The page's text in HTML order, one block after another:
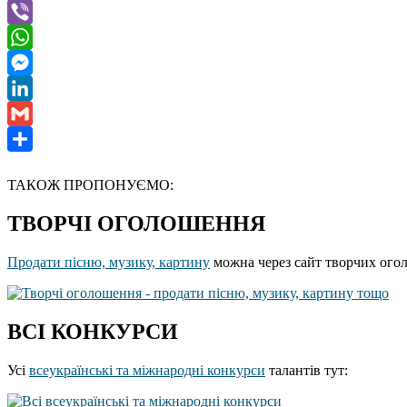
Telegram
Viber
WhatsApp
Messenger
LinkedIn
Gmail
ТАКОЖ ПРОПОНУЄМО:
ТВОРЧІ ОГОЛОШЕННЯ
Продати пісню, музику, картину можна через сайт творчих
ВСІ КОНКУРСИ
Усі всеукраїнські та міжнародні конкурси талантів тут: